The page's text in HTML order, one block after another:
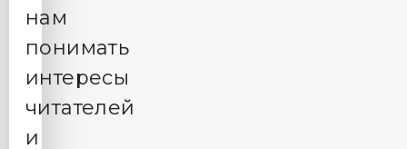
нам
понимать
интересы
читателей
и